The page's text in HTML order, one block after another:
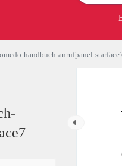
handbuch-anrufpanel-